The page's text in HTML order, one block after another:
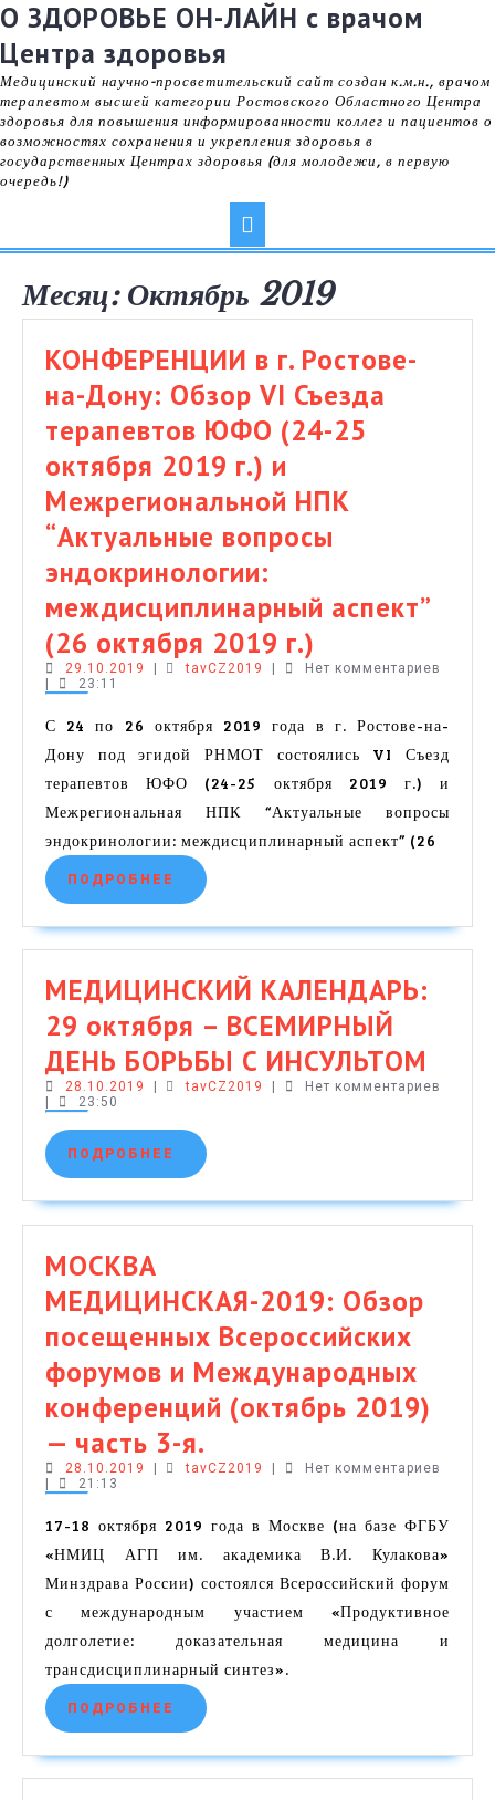
Skip
to
content
О ЗДОРОВЬЕ ОН-ЛАЙН с врачом
Центра здоровья
Медицинский научно-просветительский сайт создан к.м.н., врачом
терапевтом высшей категории Ростовского Областного Центра
здоровья для повышения информированности коллег и пациентов о
возможностях сохранения и укрепления здоровья в
государственных Центрах здоровья (для молодежи, в первую
очередь!)
Button
Месяц: Октябрь 2019
КОНФЕРЕНЦИИ в г. Ростове-
на-Дону: Обзор VI Съезда
терапевтов ЮФО (24-25
октября 2019 г.) и
Межрегиональной НПК
“Актуальные вопросы
эндокринологии:
междисциплинарный аспект”
(26 октября 2019 г.)
в
Ростове-
на-
Дону:
Обзор
Съезда
терапевтов
ЮФО
(24-
25
октября
и
“Актуальные
вопросы
аспект”
октября
2019
г.)
29.10.2019 29.10.2019tavCZ2019 tavCZ2019Нет комментариев
23:11
С 24 по 26 октября 2019 года в г. Ростове-на-
Дону под эгидой РНМОТ состоялись VI Съезд
терапевтов ЮФО (24-25 октября 2019 г.) и
Межрегиональная НПК “Актуальные вопросы
эндокринологии: междисциплинарный аспект” (26
ПОДРОБНЕЕ ПОДРОБНЕЕ
МЕДИЦИНСКИЙ КАЛЕНДАРЬ:
29 октября – ВСЕМИРНЫЙ
ДЕНЬ БОРЬБЫ С ИНСУЛЬТОМ
–
28.10.2019 28.10.2019tavCZ2019 tavCZ2019Нет комментариев
23:50
ПОДРОБНЕЕ ПОДРОБНЕЕ
МОСКВА
МЕДИЦИНСКАЯ-2019: Обзор
посещенных Всероссийских
форумов и Международных
конференций (октябрь 2019)
— часть 3-я.
МЕДИЦИНСКАЯ-2019:
Обзор
посещенных
Всероссийских
форумов
и
Международных
конференций
(октябрь
28.10.2019 28.10.2019
| tavCZ2019 tavCZ2019
|
Нет комментариев
|
21:13
17-18 октября 2019 года в Москве (на базе ФГБУ
«НМИЦ АГП им. академика В.И. Кулакова»
Минздрава России) состоялся Всероссийский форум
с международным участием «Продуктивное
долголетие: доказательная медицина и
трансдисциплинарный синтез».
ПОДРОБНЕЕ ПОДРОБНЕЕ